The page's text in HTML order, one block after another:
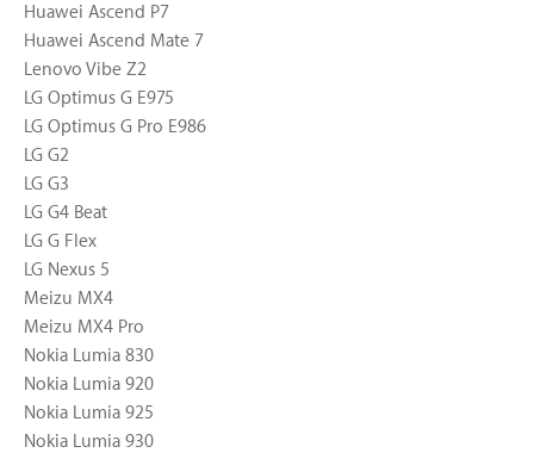
Huawei Ascend P7
Huawei Ascend Mate 7
Lenovo Vibe Z2
LG Optimus G E975
LG Optimus G Pro E986
LG G2
LG G3
LG G4 Beat
LG G Flex
LG Nexus 5
Meizu MX4
Meizu MX4 Pro
Nokia Lumia 830
Nokia Lumia 920
Nokia Lumia 925
Nokia Lumia 930